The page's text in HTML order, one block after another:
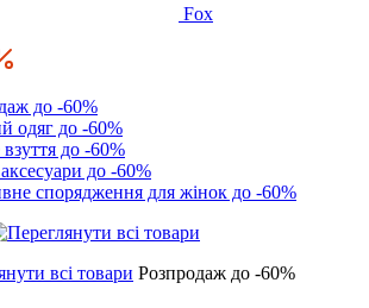
Fox
до -60%
одяг до -60%
до -60%
до -60%
спорядження для жінок до -60%
всі товари Розпродаж до -60%